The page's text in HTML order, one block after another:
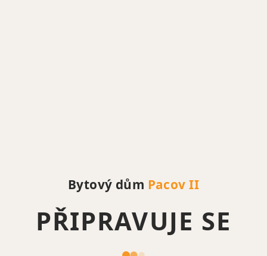
Bytový dům Pacov II
PŘIPRAVUJE SE